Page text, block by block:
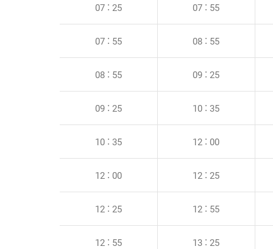
07 : 25 07 : 55
07 : 55 08 : 55
08 : 55 09 : 25
09 : 25 10 : 35
10 : 35 12 : 00
12 : 00 12 : 25
12 : 25 12 : 55
12 : 55 13 : 25